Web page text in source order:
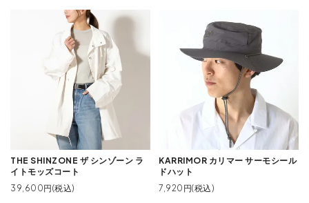
THE SHINZONE ザ シンゾーン ラ
イトモッズコート
39,600円(税込)
KARRIMOR カリマー サーモシール
ドハット
7,920円(税込)